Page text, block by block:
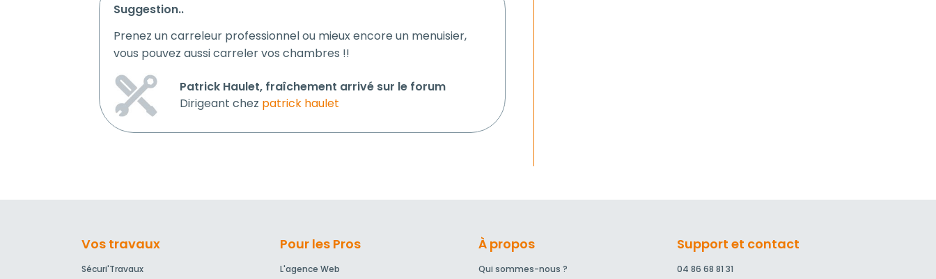
suggestion..
Prenez un carreleur professionnel ou mieux encore un menuisier,
vous pouvez aussi carreler vos chambres !!
Patrick Haulet, fraîchement arrivé sur le forum
Dirigeant chez patrick haulet
Vos travaux
Sécuri'Travaux
Pour les Pros
L'agence Web
À propos
Qui sommes-nous ?
Support et contact
04 86 68 81 31